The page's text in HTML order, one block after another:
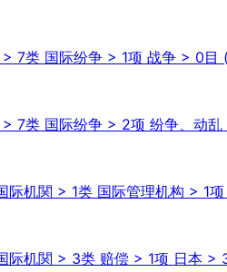
> 7类 国际纷争 > 1项 战争 > 0目
> 7类 国际纷争 > 2项 纷争、动
际机関 > 1类 国际管理机构 > 1
际机関 > 3类 赔偿 > 1项 日本 >